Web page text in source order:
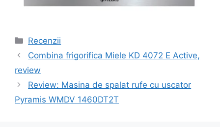
Categorii
Recenzii
Navigare
Combina frigorifica Miele KD 4072 E Active,
review
Review: Masina de spalat rufe cu uscator
Pyramis WMDV 1460DT2T